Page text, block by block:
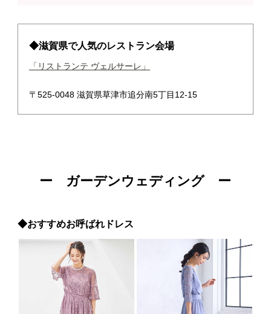
◆滋賀県で人気のレストラン会場
「リストランテ ヴェルサーレ」
〒525-0048 滋賀県草津市追分南5丁目12-15
ー ガーデンウェディング ー
◆おすすめお呼ばれドレス